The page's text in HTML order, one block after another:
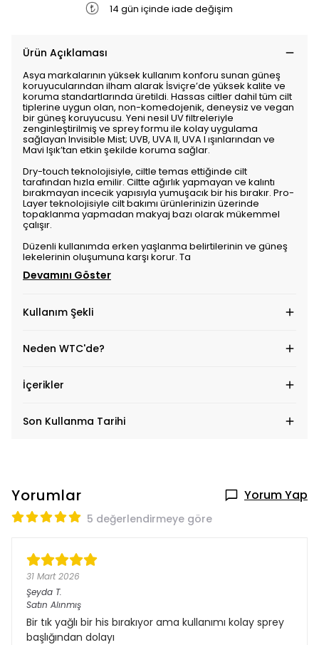
14 gün içinde iade değişim
Ürün Açıklaması
Asya markalarının yüksek kullanım konforu sunan güneş
koruyucularından ilham alarak İsviçre’de yüksek kalite ve
koruma standartlarında üretildi. Hassas ciltler dahil tüm cilt
tiplerine uygun olan, non-komedojenik, deneysiz ve vegan
bir güneş koruyucusu. Yeni nesil UV filtreleriyle
zenginleştirilmiş ve sprey formu ile kolay uygulama
sağlayan Invisible Mist; UVB, UVA II, UVA I ışınlarından ve
Mavi Işık’tan etkin şekilde koruma sağlar.
Dry-touch teknolojisiyle, ciltle temas ettiğinde cilt
tarafından hızla emilir. Ciltte ağırlık yapmayan ve kalıntı
bırakmayan incecik yapısıyla yumuşacık bir his bırakır. Pro-
Layer teknolojisiyle cilt bakımı ürünlerinizin üzerinde
topaklanma yapmadan makyaj bazı olarak mükemmel
çalışır.
Düzenli kullanımda erken yaşlanma belirtilerinin ve güneş
lekelerinin oluşumuna karşı korur. Ta
Devamını Göster
Kullanım Şekli
Neden WTC'de?
İçerikler
Son Kullanma Tarihi
Yorumlar Yorum Yap
5 değerlendirmeye göre
31 Mart 2026
Şeyda T.
Satın Alınmış
Bir tık yağlı bir his bırakıyor ama kullanımı kolay sprey
başlığından dolayı